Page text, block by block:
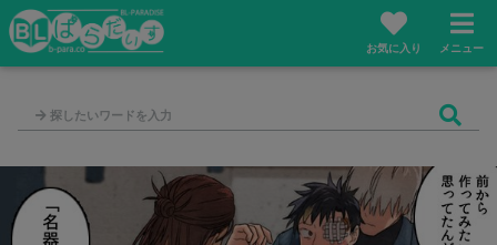
お気に入り メニュー